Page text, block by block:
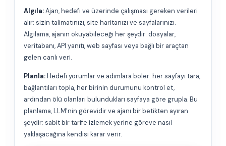
Algıla:Ajan, hedefi ve üzerinde çalışması gereken verileri
alır: sizin talimatınızı, site haritanızı ve sayfalarınızı.
Algılama, ajanın okuyabileceği her şeydir: dosyalar,
veritabanı, API yanıtı, web sayfası veya bağlı bir araçtan
gelen canlı veri.
Planla:Hedefi yorumlar ve adımlara böler: her sayfayı tara,
bağlantıları topla, her birinin durumunu kontrol et,
ardından ölü olanları bulundukları sayfaya göre grupla. Bu
planlama, LLM'nin görevidir ve ajanı bir betikten ayıran
şeydir; sabit bir tarife izlemek yerine göreve nasıl
yaklaşacağına kendisi karar verir.